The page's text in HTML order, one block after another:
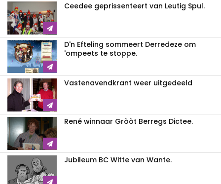
Ceedee geprissenteert van Leutig Spul.
D'n Efteling sommeert Derredeze om
'ompeets te stoppe.
Vastenavendkrant weer uitgedeeld
René winnaar Gròòt Berregs Dictee.
Jubileum BC Witte van Wante.